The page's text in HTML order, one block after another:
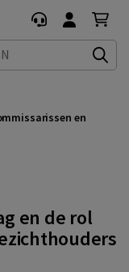
en
en de rol